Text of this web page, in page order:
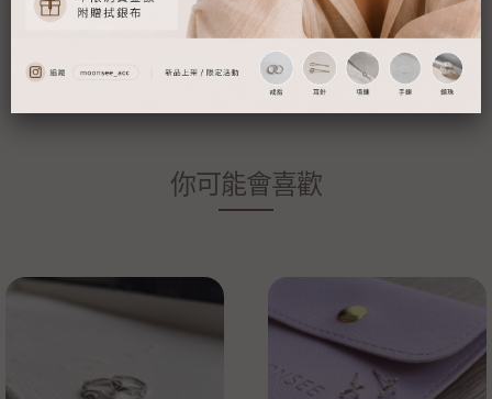
▪ 有把耳針款改成耳夾式需求的客人，下標時請務必備註改夾唷！
▪ 耳環改夾、飾品長度調整等等...均屬於客製化服務範圍，不適用於
七天鑑賞期規範，謝謝！
你可能會喜歡